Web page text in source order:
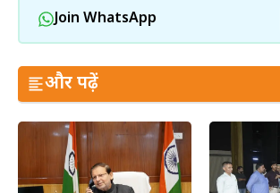
Join WhatsApp
और पढ़ें